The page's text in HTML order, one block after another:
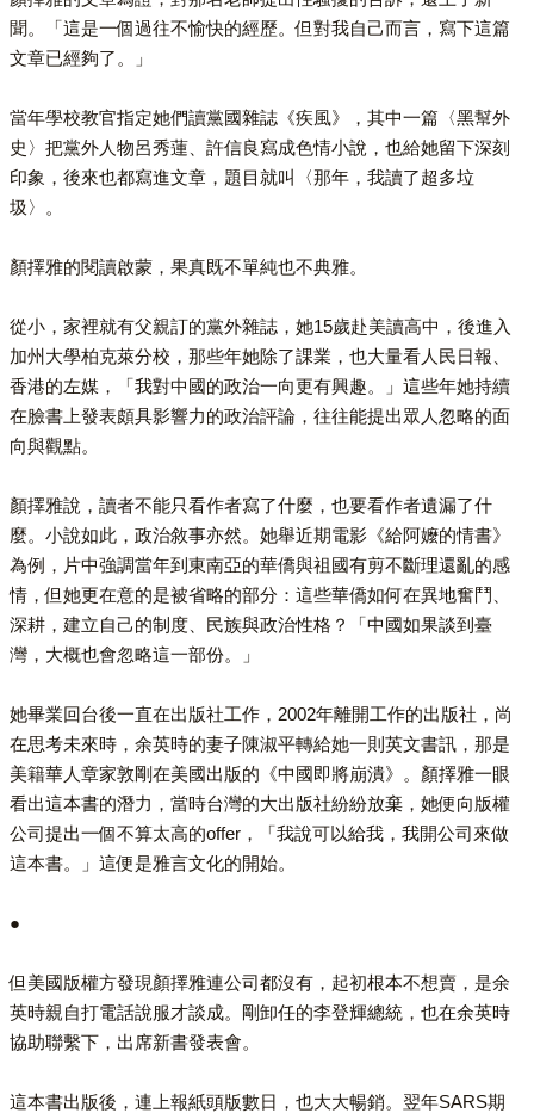
聞。「這是一個過往不愉快的經歷。但對我自己而言，寫下這篇
文章已經夠了。」
當年學校教官指定她們讀黨國雜誌《疾風》，其中一篇〈黑幫外
史〉把黨外人物呂秀蓮、許信良寫成色情小說，也給她留下深刻
印象，後來也都寫進文章，題目就叫〈那年，我讀了超多垃
圾〉。
顏擇雅的閱讀啟蒙，果真既不單純也不典雅。
從小，家裡就有父親訂的黨外雜誌，她15歲赴美讀高中，後進入
加州大學柏克萊分校，那些年她除了課業，也大量看人民日報、
香港的左媒，「我對中國的政治一向更有興趣。」這些年她持續
在臉書上發表頗具影響力的政治評論，往往能提出眾人忽略的面
向與觀點。
顏擇雅說，讀者不能只看作者寫了什麼，也要看作者遺漏了什
麼。小說如此，政治敘事亦然。她舉近期電影《給阿嬤的情書》
為例，片中強調當年到東南亞的華僑與祖國有剪不斷理還亂的感
情，但她更在意的是被省略的部分：這些華僑如何在異地奮鬥、
深耕，建立自己的制度、民族與政治性格？「中國如果談到臺
灣，大概也會忽略這一部份。」
她畢業回台後一直在出版社工作，2002年離開工作的出版社，尚
在思考未來時，余英時的妻子陳淑平轉給她一則英文書訊，那是
美籍華人章家敦剛在美國出版的《中國即將崩潰》。顏擇雅一眼
看出這本書的潛力，當時台灣的大出版社紛紛放棄，她便向版權
公司提出一個不算太高的offer，「我說可以給我，我開公司來做
這本書。」這便是雅言文化的開始。
●
但美國版權方發現顏擇雅連公司都沒有，起初根本不想賣，是余
英時親自打電話說服才談成。剛卸任的李登輝總統，也在余英時
協助聯繫下，出席新書發表會。
這本書出版後，連上報紙頭版數日，也大大暢銷。翌年SARS期